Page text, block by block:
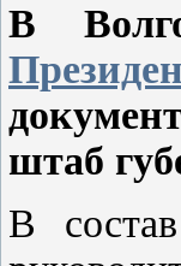
В
штаб
В